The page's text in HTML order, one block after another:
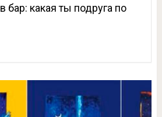
бар: какая ты подруга по